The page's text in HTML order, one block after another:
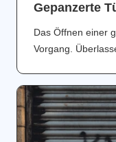
Gepanzerte
Das Öffnen einer
Vorgang.